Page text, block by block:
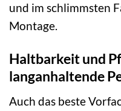
und im schlimmsten
Montage.
Haltbarkeit und
langanhaltende
Auch das beste